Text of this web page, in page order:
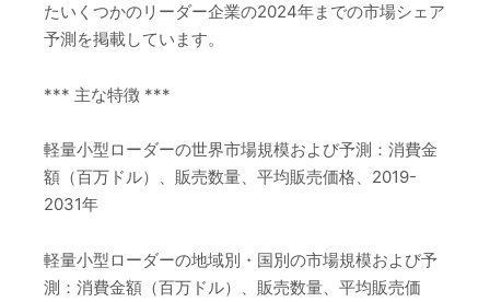
たいくつかのリーダー企業の2024年までの市場シェア
予測を掲載しています。
*** 主な特徴 ***
軽量小型ローダーの世界市場規模および予測：消費金
額（百万ドル）、販売数量、平均販売価格、2019-
2031年
軽量小型ローダーの地域別・国別の市場規模および予
測：消費金額（百万ドル）、販売数量、平均販売価